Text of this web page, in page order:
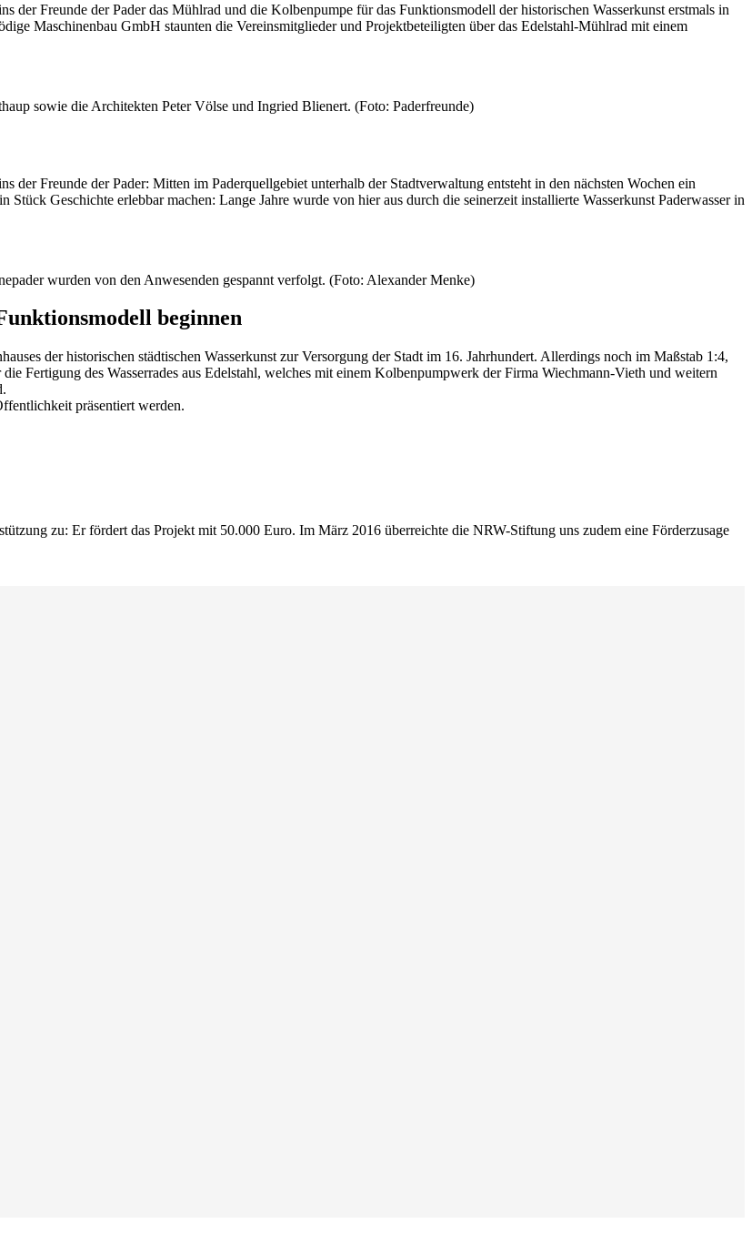
der Freunde der Pader das Mühlrad und die Kolbenpumpe für das Funktionsmodell der historischen Wasserkunst erstmals in
Maschinenbau GmbH staunten die Vereinsmitglieder und Projektbeteiligten über das Edelstahl-Mühlrad mit einem
sowie die Architekten Peter Völse und Ingried Blienert. (Foto: Paderfreunde)
der Freunde der Pader: Mitten im Paderquellgebiet unterhalb der Stadtverwaltung entsteht in den nächsten Wochen ein
Geschichte erlebbar machen: Lange Jahre wurde von hier aus durch die seinerzeit installierte Wasserkunst Paderwasser in
wurden von den Anwesenden gespannt verfolgt. (Foto: Alexander Menke)
beginnen
der historischen städtischen Wasserkunst zur Versorgung der Stadt im 16. Jahrhundert. Allerdings noch im Maßstab 1:4,
Fertigung des Wasserrades aus Edelstahl, welches mit einem Kolbenpumpwerk der Firma Wiechmann-Vieth und weitern
präsentiert werden.
zu: Er fördert das Projekt mit 50.000 Euro. Im März 2016 überreichte die NRW-Stiftung uns zudem eine Förderzusage